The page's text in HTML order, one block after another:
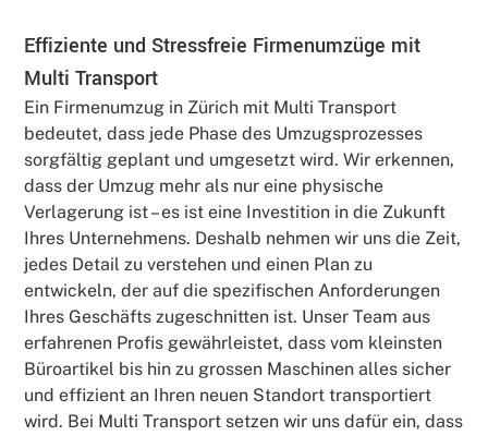
Effiziente und Stressfreie Firmenumzüge mit
Multi Transport
Ein Firmenumzug in Zürich mit Multi Transport
bedeutet, dass jede Phase des Umzugsprozesses
sorgfältig geplant und umgesetzt wird. Wir erkennen,
dass der Umzug mehr als nur eine physische
Verlagerung ist – es ist eine Investition in die Zukunft
Ihres Unternehmens. Deshalb nehmen wir uns die Zeit,
jedes Detail zu verstehen und einen Plan zu
entwickeln, der auf die spezifischen Anforderungen
Ihres Geschäfts zugeschnitten ist. Unser Team aus
erfahrenen Profis gewährleistet, dass vom kleinsten
Büroartikel bis hin zu grossen Maschinen alles sicher
und effizient an Ihren neuen Standort transportiert
wird. Bei Multi Transport setzen wir uns dafür ein, dass